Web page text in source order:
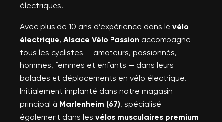
électriques.
Avec plus de 10 ans d’expérience dans le vélo
électrique, Alsace Vélo Passion accompagne
tous les cyclistes — amateurs, passionnés,
hommes, femmes et enfants — dans leurs
balades et déplacements en vélo électrique.
Initialement implanté dans notre magasin
principal à Marlenheim (67), spécialisé
également dans les vélos musculaires premium